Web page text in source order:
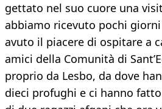
gettato nel suo cuore una
abbiamo ricevuto pochi
avuto il piacere di ospitare a
amici della Comunità di
proprio da Lesbo, da dove
dieci profughi e ci hanno